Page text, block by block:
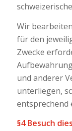
Wir
für den
Zwecke
und anderer
unterliegen,
entsprechend
§4 Besuch